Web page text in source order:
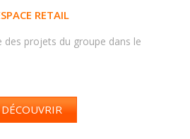
RETAIL
des projets du groupe dans le
DÉCOUVRIR